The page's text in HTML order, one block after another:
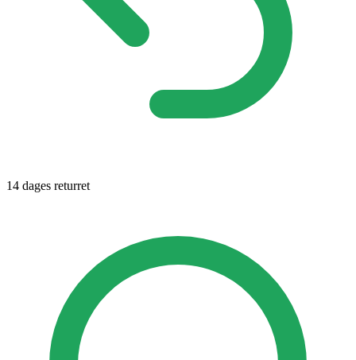
14 dages returret